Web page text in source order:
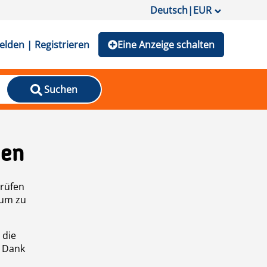
Deutsch|EUR
| Registrieren Eine Anzeige schalten
Suchen
zu
die